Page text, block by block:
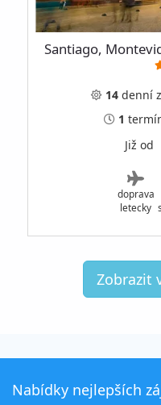
Santiago,
14 denní
1
Již od
doprava
letecky
Zobrazit
Nabídky nejlepších